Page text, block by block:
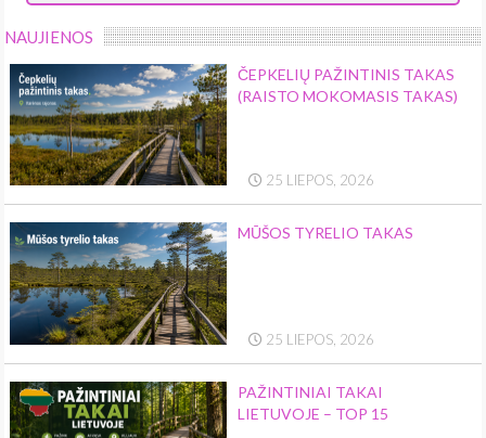
NAUJIENOS
ČEPKELIŲ PAŽINTINIS TAKAS
(RAISTO MOKOMASIS TAKAS)
25 LIEPOS, 2026
MŪŠOS TYRELIO TAKAS
25 LIEPOS, 2026
PAŽINTINIAI TAKAI
LIETUVOJE – TOP 15